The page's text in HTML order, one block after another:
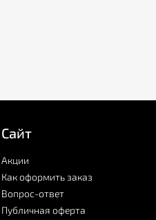
Сайт
Акции
Как оформить заказ
Вопрос-ответ
Публичная оферта